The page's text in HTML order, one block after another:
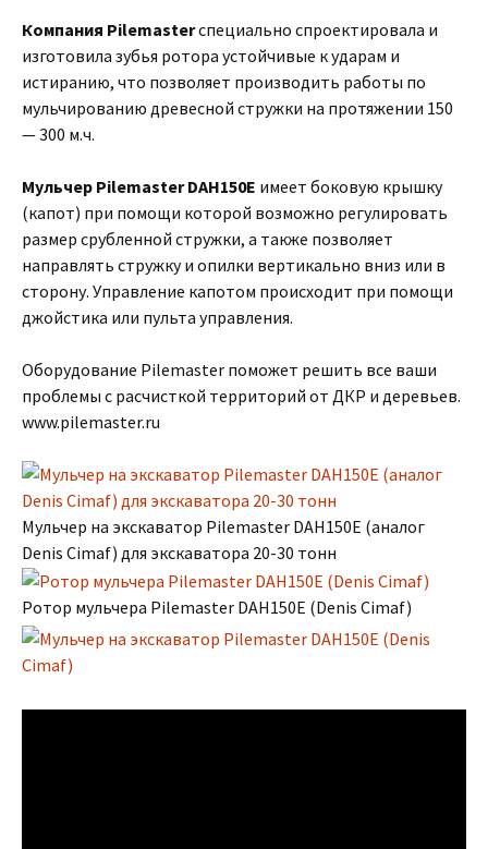
Компания Pilemasterспециально спроектировала и
изготовила зубья ротора устойчивые к ударам и
истиранию, что позволяет производить работы по
мульчированию древесной стружки на протяжении 150
— 300 м.ч.
Мульчер Pilemaster DAH150E имеет боковую крышку
(капот) при помощи которой возможно регулировать
размер срубленной стружки, а также позволяет
направлять стружку и опилки вертикально вниз или в
сторону. Управление капотом происходит при помощи
джойстика или пульта управления.
Оборудование Pilemaster поможет решить все ваши
проблемы с расчисткой территорий от ДКР и деревьев.
www.pilemaster.ru
Мульчер на экскаватор Pilemaster DAH150E (аналог
Denis Cimaf) для экскаватора 20-30 тонн
Ротор мульчера Pilemaster DAH150E (Denis Cimaf)